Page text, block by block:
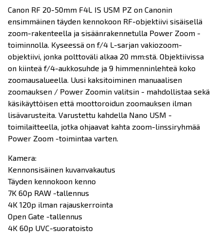
Canon RF 20-50mm F4L IS USM PZ on Canonin
ensimmäinen täyden kennokoon RF-objektiivi sisäisellä
zoom-rakenteella ja sisäänrakennetulla Power Zoom -
toiminnolla. Kyseessä on f/4 L-sarjan vakiozoom-
objektiivi, jonka polttoväli alkaa 20 mm:stä. Objektiivissa
on kiinteä f/4-aukkosuhde ja 9 himmenninlehteä koko
zoomausalueella. Uusi kaksitoiminen manuaalisen
zoomauksen / Power Zoomin valitsin - mahdollistaa sekä
käsikäyttöisen että moottoroidun zoomauksen ilman
lisävarusteita. Varustettu kahdella Nano USM -
toimilaitteella, jotka ohjaavat kahta zoom-linssiryhmää
Power Zoom -toimintaa varten.
Kamera:
Kennonsisäinen kuvanvakautus
Täyden kennokoon kenno
7K 60p RAW -tallennus
4K 120p ilman rajauskerrointa
Open Gate -tallennus
4K 60p UVC-suoratoisto